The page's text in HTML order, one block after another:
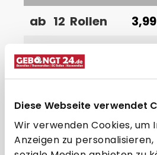
Diese Webseite verwendet
Wir verwenden Cookies, um
Anzeigen zu
ab 12 Rollen
ab 36 Rollen
ab 72 Rollen 3,49
ab 108 Rollen 3,09
ab 180 Rollen 2,59